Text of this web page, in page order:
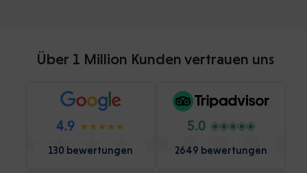
Über 1 Million Kunden vertrauen uns
4.9
130 bewertungen
5.0
2649 bewertungen